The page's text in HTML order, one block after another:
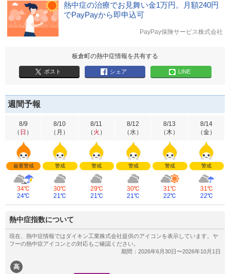
熱中症の治療でお見舞い金1万円。月額240円
でPayPayから即申込可
PayPay保険サービス株式会社
板倉町の熱中症情報を共有する
ポスト シェア LINE
週間予報
8/9
（ 日 ）
厳重警戒
34℃
24℃
8/10
（ 月 ）
警戒
30℃
21℃
8/11
（ 火 ）
警戒
29℃
21℃
8/12
（水）
警戒
30℃
21℃
8/13
（木）
警戒
31℃
22℃
8/14
（金）
警戒
31℃
22℃
熱中症指数について
高